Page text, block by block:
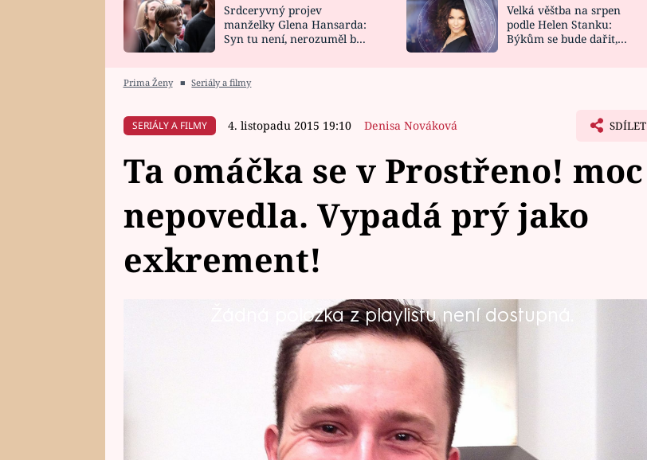
HOROSKOP NA
CELEBRITY
VAŘENÍ
NOVINKY
VIDEORECEPTY
Srdceryvný projev
manželky Glena Hansarda:
Syn tu není, nerozuměl by
Velká věštba na srpen
podle Helen Stanku:
Býkům se bude dařit,
Prima Ženy ■ Seriály a filmy
SERIÁLY A FILMY 4. listopadu 2015 19:10 Denisa Nováková SDÍLET
Ta omáčka se v Prostřeno! moc
nepovedla. Vypadá prý jako
exkrement!
Žádná položka z playlistu není dostupná.
Slovák Michal (28) je kliďas, který zkombinuje slovenskou a moderní
světovou kuchyni. Sklidí úspěch, nebo u něj hostům chutnat nebude?
To se dozvíte ve čtvrtečním Prostřeno! v 17.50 na Primě.